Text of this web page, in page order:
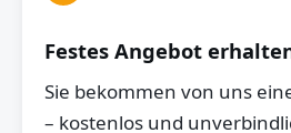
Festes Angebot
Sie bekommen von uns
– kostenlos und